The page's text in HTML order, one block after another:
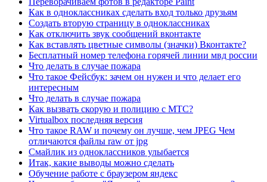
Как в одноклассниках сделать вход только друзьям
Создать вторую страницу в одноклассниках
Как отключить звук сообщений вконтакте
Как вставлять цветные символы (значки) Вконтакте?
Бесплатный номер телефона горячей линии мвд россии
Что делать в случае пожара
Что такое Фейсбук: зачем он нужен и что делает его
интересным
Что делать в случае пожара
Как вызвать скорую и полицию с МТС?
Virtualbox последняя версия
Что такое RAW и почему он лучше, чем JPEG Чем
отличаются файлы raw от jpg
Смайлик из одноклассников улыбается
Итак, какие выводы можно сделать
Обучение работе с браузером яндекс